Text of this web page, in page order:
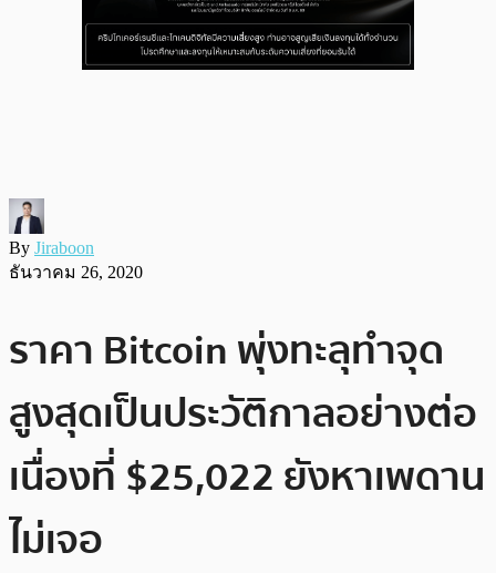
By Jiraboon
ธันวาคม 26, 2020
ราคา Bitcoin พุ่งทะลุทำจุด
สูงสุดเป็นประวัติกาลอย่างต่อ
เนื่องที่ $25,022 ยังหาเพดาน
ไม่เจอ